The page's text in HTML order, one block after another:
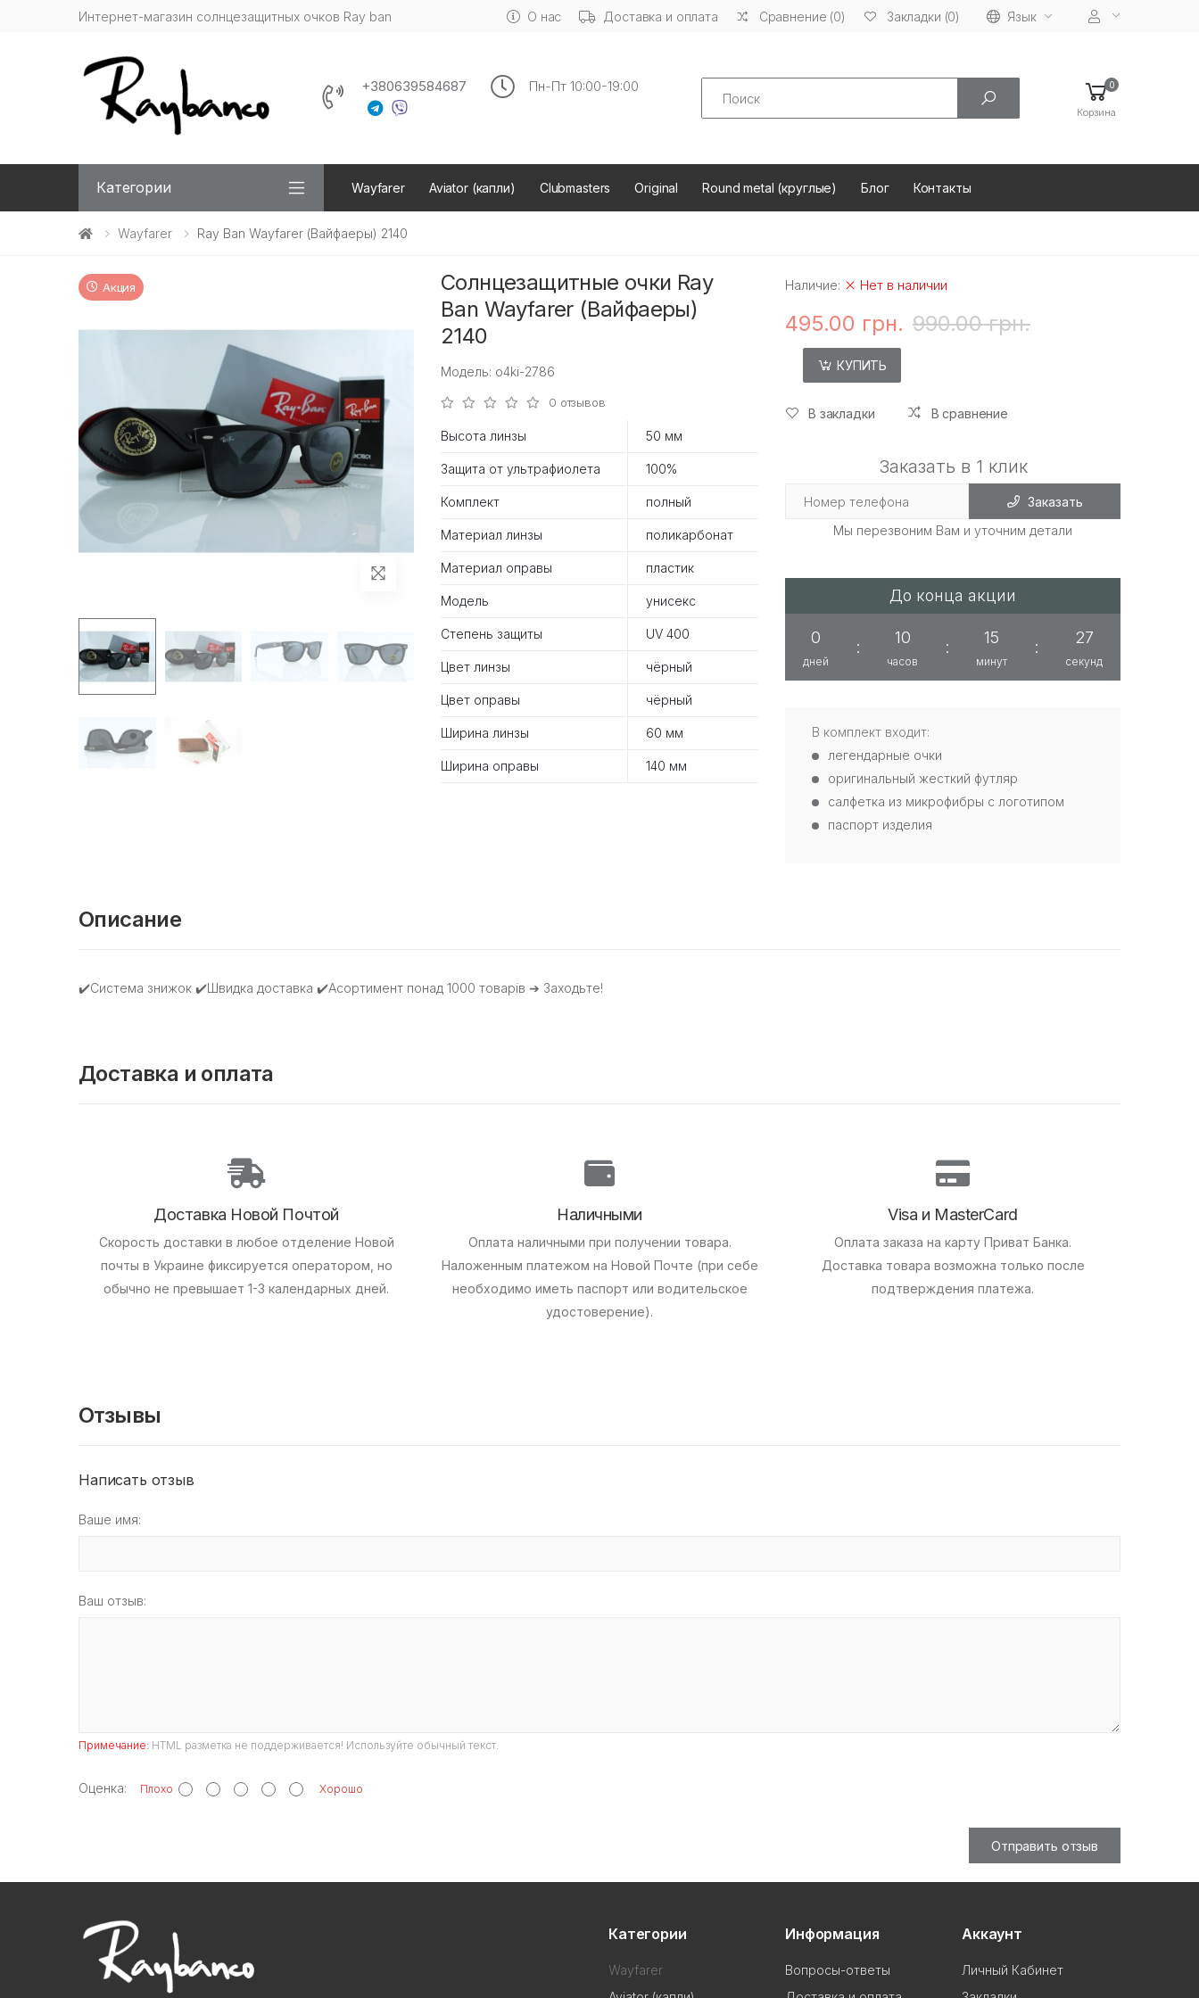
Интернет-магазин солнцезащитных очков Ray ban О нас Доставка и оплата Сравнение (0) Закладки (0) Язык
+380639584687 Пн-Пт 10:00-19:00 Search 0
Корзина
Категории Wayfarer Aviator (капли) Clubmasters Original Round metal (круглые) Блог Контакты
Wayfarer Ray Ban Wayfarer (Вайфаеры) 2140
Акция
Солнцезащитные очки Ray
Ban Wayfarer (Вайфаеры)
2140
Модель: o4ki-2786
0 отзывов
Высота линзы 50 мм
Защита от ультрафиолета 100%
Комплект полный
Материал линзы поликарбонат
Материал оправы пластик
Модель унисекс
Степень защиты UV 400
Цвет линзы чёрный
Цвет оправы чёрный
Ширина линзы 60 мм
Ширина оправы 140 мм
Наличие: Нет в наличии
495.00 грн. 990.00 грн.
КУПИТЬ
В закладки В сравнение
Заказать в 1 клик
Заказать
Мы перезвоним Вам и уточним детали
До конца акции
0
дней
:
10
часов
:
15
минут
:
27
секунд
В комплект входит:
легендарные очки
оригинальный жесткий футляр
салфетка из микрофибры с логотипом
паспорт изделия
Описание
✔️Система знижок ✔️Швидка доставка ✔️Асортимент понад 1000 товарів ➔ Заходьте!
Доставка и оплата
Доставка Новой Почтой
Скорость доставки в любое отделение Новой
почты в Украине фиксируется оператором, но
обычно не превышает 1-3 календарных дней.
Наличными
Оплата наличными при получении товара.
Наложенным платежом на Новой Почте (при себе
необходимо иметь паспорт или водительское
удостоверение).
Visa и MasterCard
Оплата заказа на карту Приват Банка.
Доставка товара возможна только после
подтверждения платежа.
Отзывы
Написать отзыв
Ваше имя:
Ваш отзыв:
Примечание: HTML разметка не поддерживается! Используйте обычный текст.
Оценка: Плохо Хорошо
Отправить отзыв
Категории
Wayfarer
Информация
Вопросы-ответы
Аккаунт
Личный Кабинет